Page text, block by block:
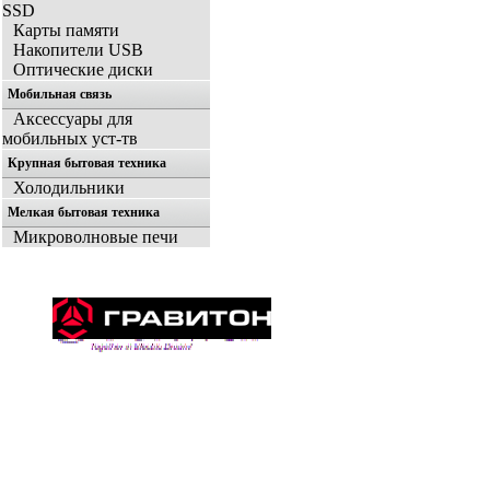
SSD
Карты памяти
Накопители USB
Оптические диски
Мобильная связь
Аксессуары для
мобильных уст-тв
Крупная бытовая техника
Холодильники
Мелкая бытовая техника
Микроволновые печи